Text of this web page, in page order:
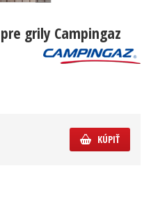
grily Campingaz
KÚPIŤ